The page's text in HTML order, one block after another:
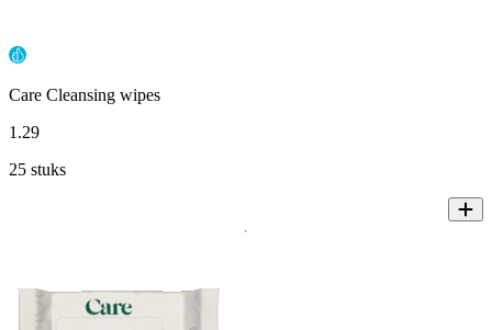
Care Cleansing wipes
1 .29
25 stuks